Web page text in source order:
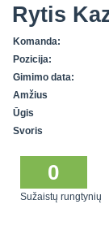
Rytis
Komanda:
Pozicija:
Gimimo data:
Amžius
Ūgis
Svoris
0
Sužaistų rungtynių